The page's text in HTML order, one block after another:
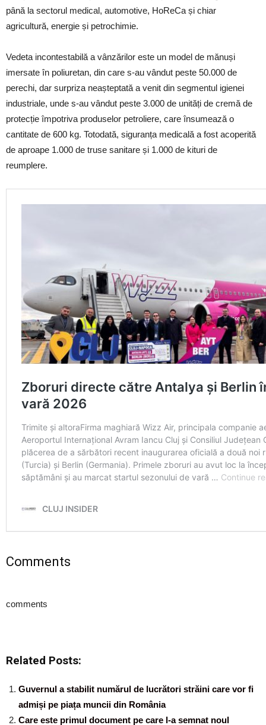
până la sectorul medical, automotive, HoReCa și chiar
agricultură, energie și petrochimie.
Vedeta incontestabilă a vânzărilor este un model de mănuși
imersate în poliuretan, din care s-au vândut peste 50.000 de
perechi, dar surpriza neașteptată a venit din segmentul igienei
industriale, unde s-au vândut peste 3.000 de unități de cremă de
protecție împotriva produselor petroliere, care însumează o
cantitate de 600 kg. Totodată, siguranța medicală a fost acoperită
de aproape 1.000 de truse sanitare și 1.000 de kituri de
reumplere.
Comments
comments
Related Posts:
Guvernul a stabilit numărul de lucrători străini care vor fi
admiși pe piața muncii din România
Care este primul document pe care l-a semnat noul